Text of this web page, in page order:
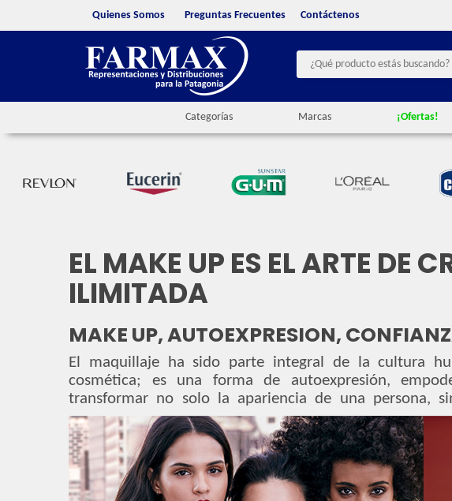
Quienes Somos Preguntas Frecuentes Contáctenos
Categorías Marcas ¡Ofertas!
EL MAKE UP ES EL ARTE DE
ILIMITADA
MAKE UP, AUTOEXPRESION,
El maquillaje ha sido parte integral de la cultura
cosmética; es una forma de autoexpresión,
transformar no solo la apariencia de una persona,